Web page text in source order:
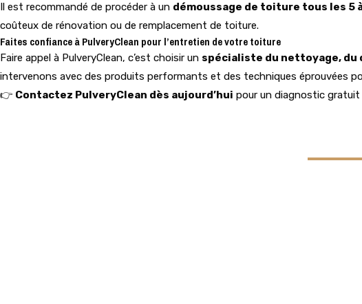
Il est recommandé de procéder à un démoussage de toiture tous les 5
coûteux de rénovation ou de remplacement de toiture.
Faites confiance à PulveryClean pour l’entretien de votre toiture
Faire appel à PulveryClean, c’est choisir un spécialiste du nettoyage,
intervenons avec des produits performants et des techniques éprouvées
👉 Contactez PulveryClean dès aujourd’hui pour un diagnostic